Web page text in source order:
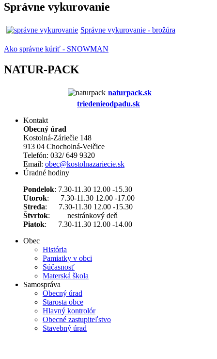
Správne vykurovanie
Správne vykurovanie - brožúra
Ako správne kúriť - SNOWMAN
NATUR-PACK
naturpack.sk
triedenieodpadu.sk
Kontakt
Obecný úrad
Kostolná-Záriečie 148
913 04 Chocholná-Velčice
Telefón: 032/ 649 9320
Email: obec@kostolnazariecie.sk
Úradné hodiny
Pondelok: 7.30-11.30 12.00 -15.30
Utorok: 7.30-11.30 12.00 -17.00
Streda: 7.30-11.30 12.00 -15.30
Štvrtok: nestránkový deň
Piatok: 7.30-11.30 12.00 -14.00
Obec
História
Pamiatky v obci
Súčasnosť
Materská škola
Samospráva
Obecný úrad
Starosta obce
Hlavný kontrolór
Obecné zastupiteľstvo
Stavebný úrad